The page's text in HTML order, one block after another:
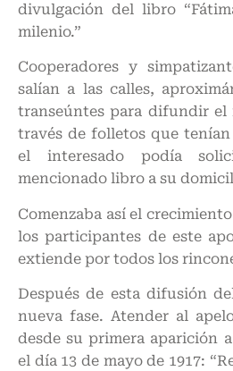
divulgación del libro
milenio.”
Cooperadores y
salían a las calles,
transeúntes para difundir el
través de folletos que
el interesado podía
mencionado libro a su
Comenzaba así el
los participantes de este
extiende por todos los
Después de esta difusión
nueva fase. Atender al
desde su primera aparición
el día 13 de mayo de 1917: